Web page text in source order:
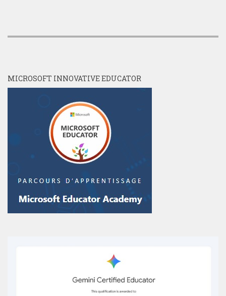
MICROSOFT INNOVATIVE EDUCATOR